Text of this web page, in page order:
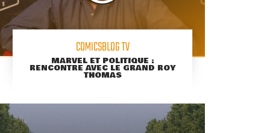
COMICSBLOG TV
MARVEL ET POLITIQUE :
RENCONTRE AVEC LE GRAND ROY
THOMAS